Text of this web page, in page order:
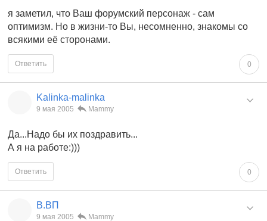
я заметил, что Ваш форумский персонаж - сам
оптимизм. Но в жизни-то Вы, несомненно, знакомы со
всякими её сторонами.
0
Ответить
Kalinka-malinka
9 мая 2005 Mammy
Да...Надо бы их поздравить...
А я на работе:)))
0
Ответить
В.ВП
9 мая 2005 Mammy